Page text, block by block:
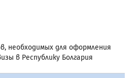
необходимых для оформления
в Республику Болгария